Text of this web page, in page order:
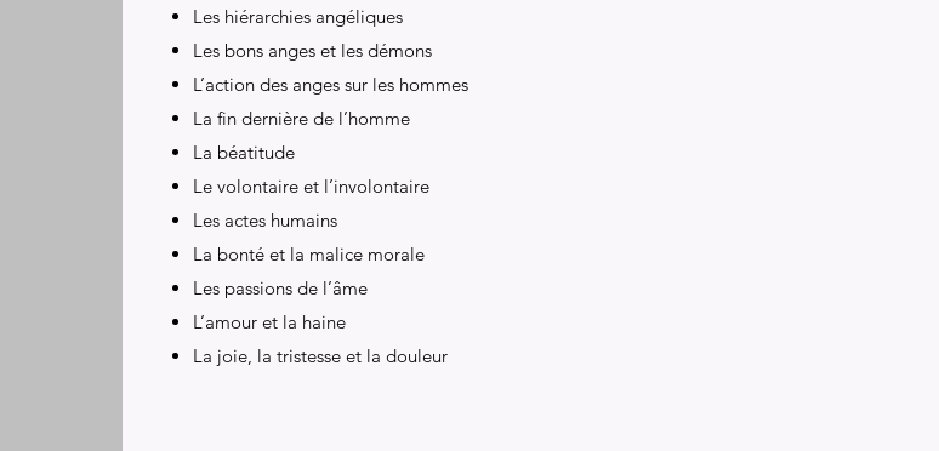
Les hiérarchies angéliques
Les bons anges et les démons
L’action des anges sur les hommes
La fin dernière de l’homme
La béatitude
Le volontaire et l’involontaire
Les actes humains
La bonté et la malice morale
Les passions de l’âme
L’amour et la haine
La joie, la tristesse et la douleur